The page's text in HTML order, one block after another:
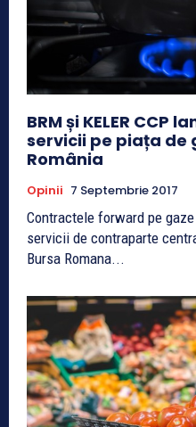
BRM și KELER CCP
servicii pe piața de
România
Opinii 7 Septembrie 2017
Contractele forward pe
servicii de contraparte
Bursa Romana...